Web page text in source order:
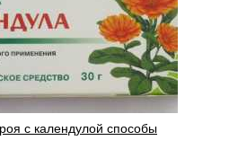
с календулой способы